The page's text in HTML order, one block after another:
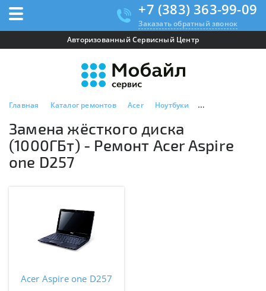
+7 (383) 363-99-09
Заказать обратный звонок
Авторизованный Сервисный Центр
Главная Каталог ремонтов Acer Ноутбуки Acer Aspire one
Замена жёсткого диска
(1000ГБт) - Ремонт Acer Aspire
one D257
Acer Aspire one D257